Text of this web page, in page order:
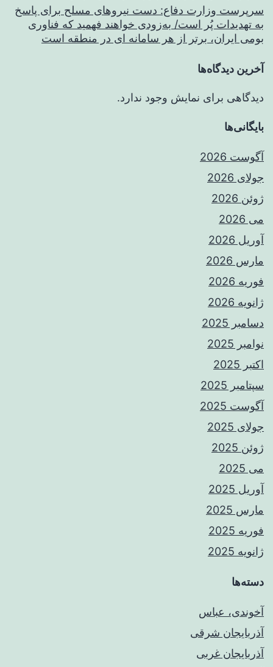
سرپرست وزارت دفاع: دست نیروهای مسلح برای پاسخ
به تهدیدات پُر است/ به‌زودی خواهند فهمید که فناوری
بومی ایران، برتر از هر سامانه ای در منطقه است
آخرین دیدگاه‌ها
دیدگاهی برای نمایش وجود ندارد.
بایگانی‌ها
آگوست 2026
جولای 2026
ژوئن 2026
می 2026
آوریل 2026
مارس 2026
فوریه 2026
ژانویه 2026
دسامبر 2025
نوامبر 2025
اکتبر 2025
سپتامبر 2025
آگوست 2025
جولای 2025
ژوئن 2025
می 2025
آوریل 2025
مارس 2025
فوریه 2025
ژانویه 2025
دسته‌ها
آخوندی، عباس
آذربایجان شرقی
آذربایجان غربی